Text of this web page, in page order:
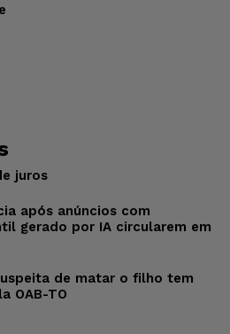
juros
após anúncios com
gerado por IA circularem em
de matar o filho tem
OAB-TO